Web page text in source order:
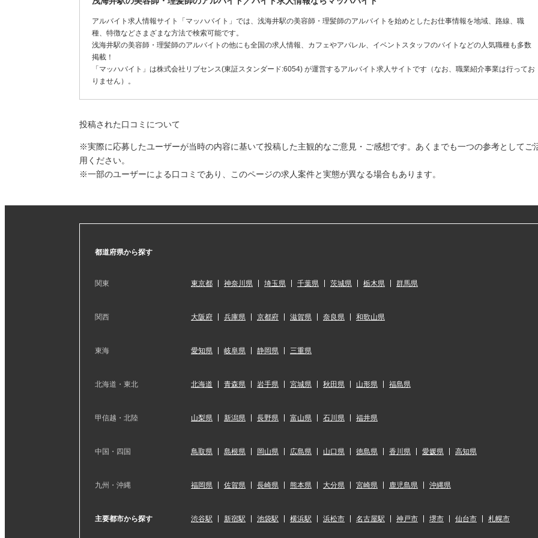
アルバイト求人情報サイト「マッハバイト」では、浅海井駅の美容師・理髪師のアルバイトを始めとしたお仕事情報を地域、路線、職
種、特徴などさまざまな方法で検索可能です。
浅海井駅の美容師・理髪師のアルバイトの他にも全国の求人情報、カフェやアパレル、イベントスタッフのバイトなどの人気職種も多数
掲載！
「マッハバイト」は株式会社リブセンス(東証スタンダード:6054) が運営するアルバイト求人サイトです（なお、職業紹介事業は行ってお
りません）。
投稿された口コミについて
※実際に応募したユーザーが当時の内容に基いて投稿した主観的なご意見・ご感想です。あくまでも一つの参考としてご
用ください。
※一部のユーザーによる口コミであり、このページの求人案件と実態が異なる場合もあります。
都道府県から探す
関東 東京都 神奈川県 埼玉県 千葉県 茨城県 栃木県 群馬県
関西 大阪府 兵庫県 京都府 滋賀県 奈良県 和歌山県
東海 愛知県 岐阜県 静岡県 三重県
北海道・東北 北海道 青森県 岩手県 宮城県 秋田県 山形県 福島県
甲信越・北陸 山梨県 新潟県 長野県 富山県 石川県 福井県
中国・四国 鳥取県 島根県 岡山県 広島県 山口県 徳島県 香川県 愛媛県 高知県
九州・沖縄 福岡県 佐賀県 長崎県 熊本県 大分県 宮崎県 鹿児島県 沖縄県
主要都市から探す 渋谷駅 新宿駅 池袋駅 横浜駅 浜松市 名古屋駅 神戸市 堺市 仙台市 札幌市